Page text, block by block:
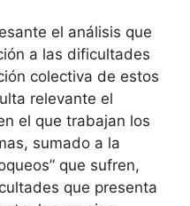
el análisis que
a las dificultades
colectiva de estos
relevante el
el que trabajan los
sumado a la
que sufren,
que presenta